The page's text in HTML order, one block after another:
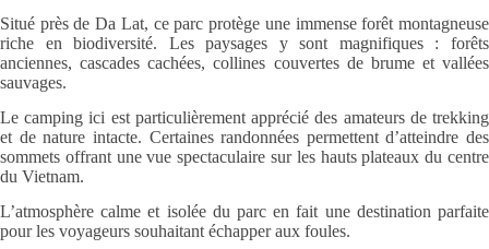
Situé près de Da Lat, ce parc protège une immense forêt montagneuse
riche en biodiversité. Les paysages y sont magnifiques : forêts
anciennes, cascades cachées, collines couvertes de brume et vallées
sauvages.
Le camping ici est particulièrement apprécié des amateurs de trekking
et de nature intacte. Certaines randonnées permettent d’atteindre des
sommets offrant une vue spectaculaire sur les hauts plateaux du centre
du Vietnam.
L’atmosphère calme et isolée du parc en fait une destination parfaite
pour les voyageurs souhaitant échapper aux foules.